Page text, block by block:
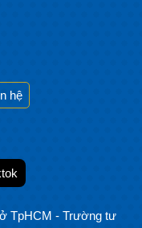
hệ
TpHCM - Trường tư